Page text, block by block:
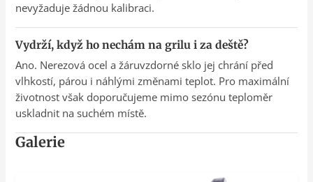
nevyžaduje žádnou kalibraci.
Vydrží, když ho nechám na grilu i za deště?
Ano. Nerezová ocel a žáruvzdorné sklo jej chrání před
vlhkostí, párou i náhlými změnami teplot. Pro maximální
životnost však doporučujeme mimo sezónu teploměr
uskladnit na suchém místě.
Galerie